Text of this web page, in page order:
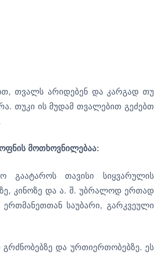
თვალს არიდებენ და კარგად თუ
თუკი ის მუდამ თვალებით გეძებთ
მოთხოვნილებაა:
გაატაროს თავისი სიყვარულის
კინოზე და ა. შ. უბრალოდ ერთად
საუბარი, გარკვეული
და ურთიერთობებზე. ეს